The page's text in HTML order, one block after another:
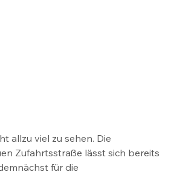
allzu viel zu sehen. Die
Zufahrtsstraße lässt sich bereits
für die